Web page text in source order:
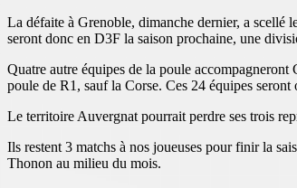
La défaite à Grenoble, dimanche dernier, a scellé
seront donc en D3F la saison prochaine, une
Quatre autre équipes de la poule
poule de R1, sauf la Corse. Ces 24 équipes
Le territoire Auvergnat pourrait perdre ses trois
Ils restent 3 matchs à nos joueuses pour finir la
Thonon au milieu du mois.